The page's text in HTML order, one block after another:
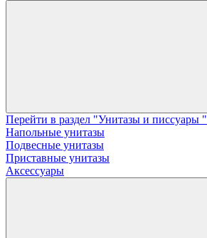
Перейти в раздел "Унитазы и писсуары "
Напольные унитазы
Подвесные унитазы
Приставные унитазы
Аксессуары